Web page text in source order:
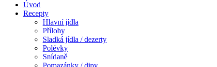
Úvod
Recepty
Hlavní jídla
Přílohy
Sladká jídla / dezerty
Polévky
Snídaně
Pomazánky / dipy